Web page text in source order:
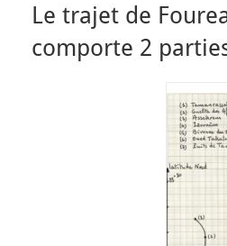
Le trajet de
comporte 2